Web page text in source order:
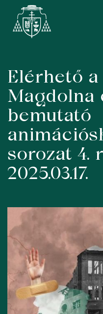
Skip
content
Elérhető
Magdolna
bemutató
sorozat 4.
2025.03.17.